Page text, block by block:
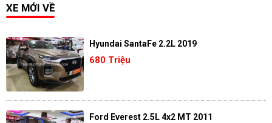
XE MỚI VỀ
Hyundai SantaFe 2.2L 2019
680 Triệu
Ford Everest 2.5L 4x2 MT 2011